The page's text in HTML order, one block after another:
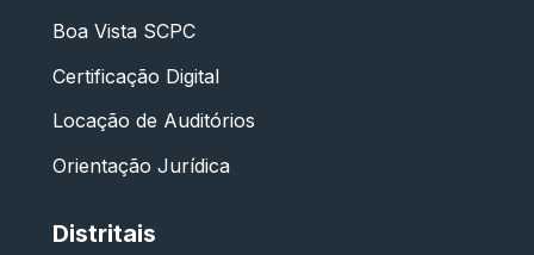
Boa Vista SCPC
Certificação Digital
Locação de Auditórios
Orientação Jurídica
Distritais